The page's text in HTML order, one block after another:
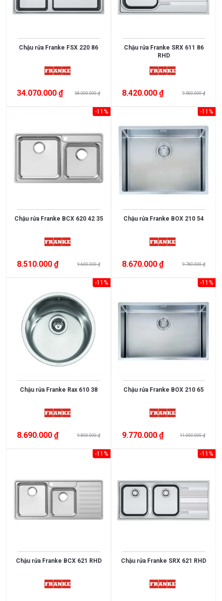
bạc
+ Kính
cường
Chrome,
đen
Đá
Granite
mạ
crome
Chậu rửa Franke FSX 220 86
34.070.000 ₫ 38.000.000 ₫
Chậu rửa Franke SRX 611 86
RHD
8.420.000 ₫ 9.500.000 ₫
-11%
Chậu rửa Franke BCX 620 42 35
8.510.000 ₫ 9.600.000 ₫
-11%
Chậu rửa Franke BOX 210 54
8.670.000 ₫ 9.780.000 ₫
-11%
Chậu rửa Franke Rax 610 38
8.690.000 ₫ 9.800.000 ₫
-11%
Chậu rửa Franke BOX 210 65
9.770.000 ₫ 11.000.000 ₫
-11%
Chậu rửa Franke BCX 621 RHD
-11%
Chậu rửa Franke SRX 621 RHD